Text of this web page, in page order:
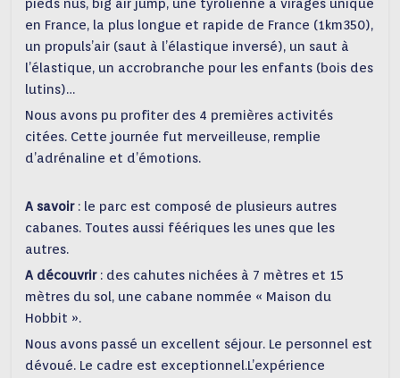
pieds nus, big air jump, une tyrolienne à virages unique
en France, la plus longue et rapide de France (1km350),
un propuls’air (saut à l’élastique inversé), un saut à
l’élastique, un accrobranche pour les enfants (bois des
lutins)…
Nous avons pu profiter des 4 premières activités
citées. Cette journée fut merveilleuse, remplie
d’adrénaline et d’émotions.
A savoir : le parc est composé de plusieurs autres
cabanes. Toutes aussi féériques les unes que les
autres.
A découvrir: des cahutes nichées à 7 mètres et 15
mètres du sol, une cabane nommée « Maison du
Hobbit ».
Nous avons passé un excellent séjour. Le personnel est
dévoué. Le cadre est exceptionnel.L’expérience